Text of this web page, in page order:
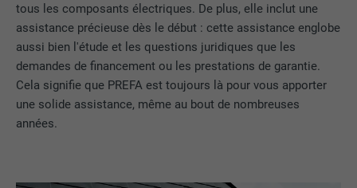
tous les composants électriques. De plus, elle inclut une
assistance précieuse dès le début : cette assistance englobe
aussi bien l'étude et les questions juridiques que les
demandes de financement ou les prestations de garantie.
Cela signifie que PREFA est toujours là pour vous apporter
une solide assistance, même au bout de nombreuses
années.
UTILITÉ
Internet contient une fenêtre « Suivez-
nous » intégrée.
NOM bcookie
FOURNISSEUR